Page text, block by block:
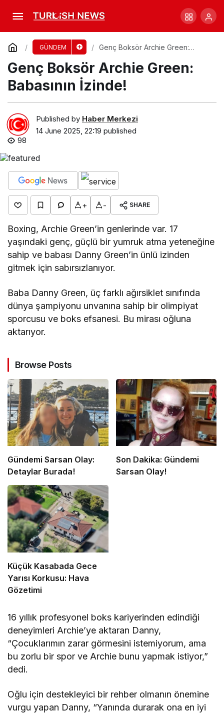
GÜNDEM
Genç Boksör Archie Green:
Genç Boksör Archie Green:
Babasının İzinde!
Published by Haber Merkezi
14 June 2025, 22:19 published
98
+ - SHARE
Boxing, Archie Green’in genlerinde var. 17
yaşındaki genç, güçlü bir yumruk atma yeteneğine
sahip ve babası Danny Green’in ünlü izinden
gitmek için sabırsızlanıyor.
Baba Danny Green, üç farklı ağırsiklet sınıfında
dünya şampiyonu unvanına sahip bir olimpiyat
sporcusu ve boks efsanesi. Bu mirası oğluna
aktarıyor.
Browse Posts
Gündemi Sarsan Olay:
Detaylar Burada!
Son Dakika: Gündemi
Sarsan Olay!
Küçük Kasabada Gece
Yarısı Korkusu: Hava
Gözetimi
16 yıllık profesyonel boks kariyerinden edindiği
deneyimleri Archie’ye aktaran Danny,
“Çocuklarımın zarar görmesini istemiyorum, ama
bu zorlu bir spor ve Archie bunu yapmak istiyor,”
dedi.
Oğlu için destekleyici bir rehber olmanın önemine
vurgu yapan Danny, “Yanında durarak ona en iyi
Ortadoğu’da Çatışma Tırmanıyor: Taraflar
Ne Yapacak?
Comment Share